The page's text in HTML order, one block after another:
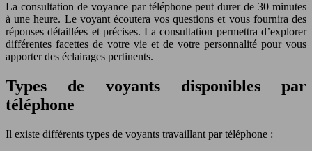
La consultation de voyance par téléphone peut durer de 30 minutes
à une heure. Le voyant écoutera vos questions et vous fournira des
réponses détaillées et précises. La consultation permettra d’explorer
différentes facettes de votre vie et de votre personnalité pour vous
apporter des éclairages pertinents.
Types de voyants disponibles par
téléphone
Il existe différents types de voyants travaillant par téléphone :